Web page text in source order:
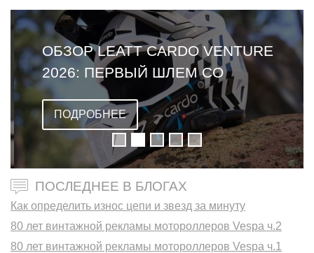
ОБЗОР LEATT CARDO VENTURE
2026: ПЕРВЫЙ ШЛЕМ СО
ВСТРОЕННОЙ ГАРНИТУРОЙ
ПОДРОБНЕЕ
ПОСЛЕДНЕЕ В БЛОГАХ
Как определить износ цепи и звезд за минуту
80 лет винтажной рекламы мотороллеров Vespa ч.2
80 лет винтажной рекламы мотороллеров Vespa ч.1